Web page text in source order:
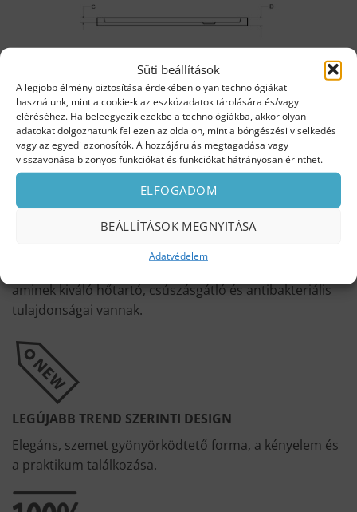
Süti beállítások
A legjobb élmény biztosítása érdekében olyan technológiákat
használunk, mint a cookie-k az eszközadatok tárolására és/vagy
eléréséhez. Ha beleegyezik ezekbe a technológiákba, akkor olyan
adatokat dolgozhatunk fel ezen az oldalon, mint a böngészési viselkedés
vagy az egyedi azonosítók. A hozzájárulás megtagadása vagy
visszavonása bizonyos funkciókat és funkciókat hátrányosan érinthet.
ELFOGADOM
BEÁLLÍTÁSOK MEGNYITÁSA
Adatvédelem
AMINT MEGPILLANTJA A BESCO KÁDJAIT ÉS
ZUHANYTÁLCÁIT, RÖGTÖN LÁTJA A KÜLÖNBSÉGET!
A szaniter akril fürdőkádak és zuhanytálcák felülete
tökéletesen sima és ragyogó, ami rendkívül könnyűvé
aminek kiváló hőtartó, csúszásgátló és antibakteriális
tulajdonságai vannak.
LEGÚJABB TREND SZERINTI DESIGN
Elegáns, szemet gyönyörködtető forma, a kényelem és
a praktikum találkozása.